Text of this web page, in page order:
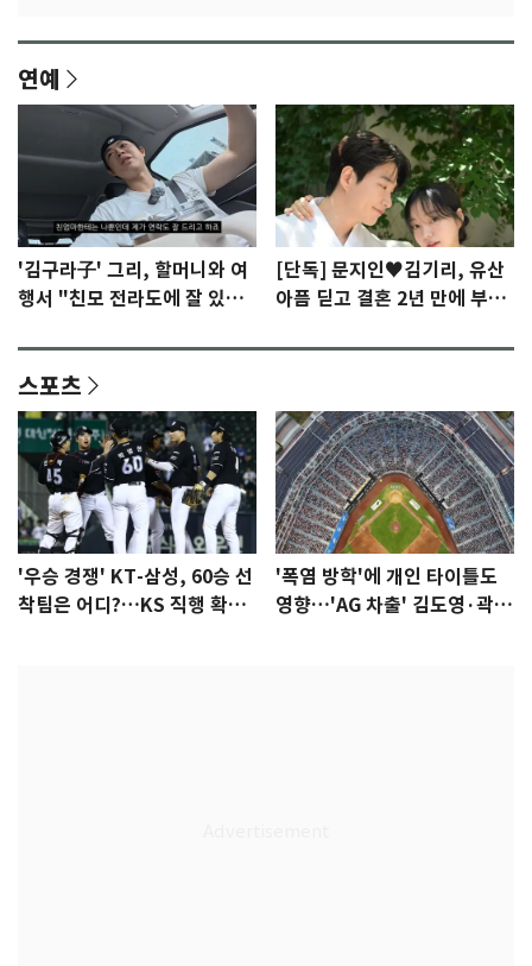
연예
'김구라子' 그리, 할머니와 여
행서 "친모 전라도에 잘 있
[단독] 문지인♥김기리, 유산
아픔 딛고 결혼 2년 만에 부모
스포츠
'우승 경쟁' KT-삼성, 60승 선
착팀은 어디?…KS 직행 확률
'폭염 방학'에 개인 타이틀도
영향…'AG 차출' 김도영·곽빈